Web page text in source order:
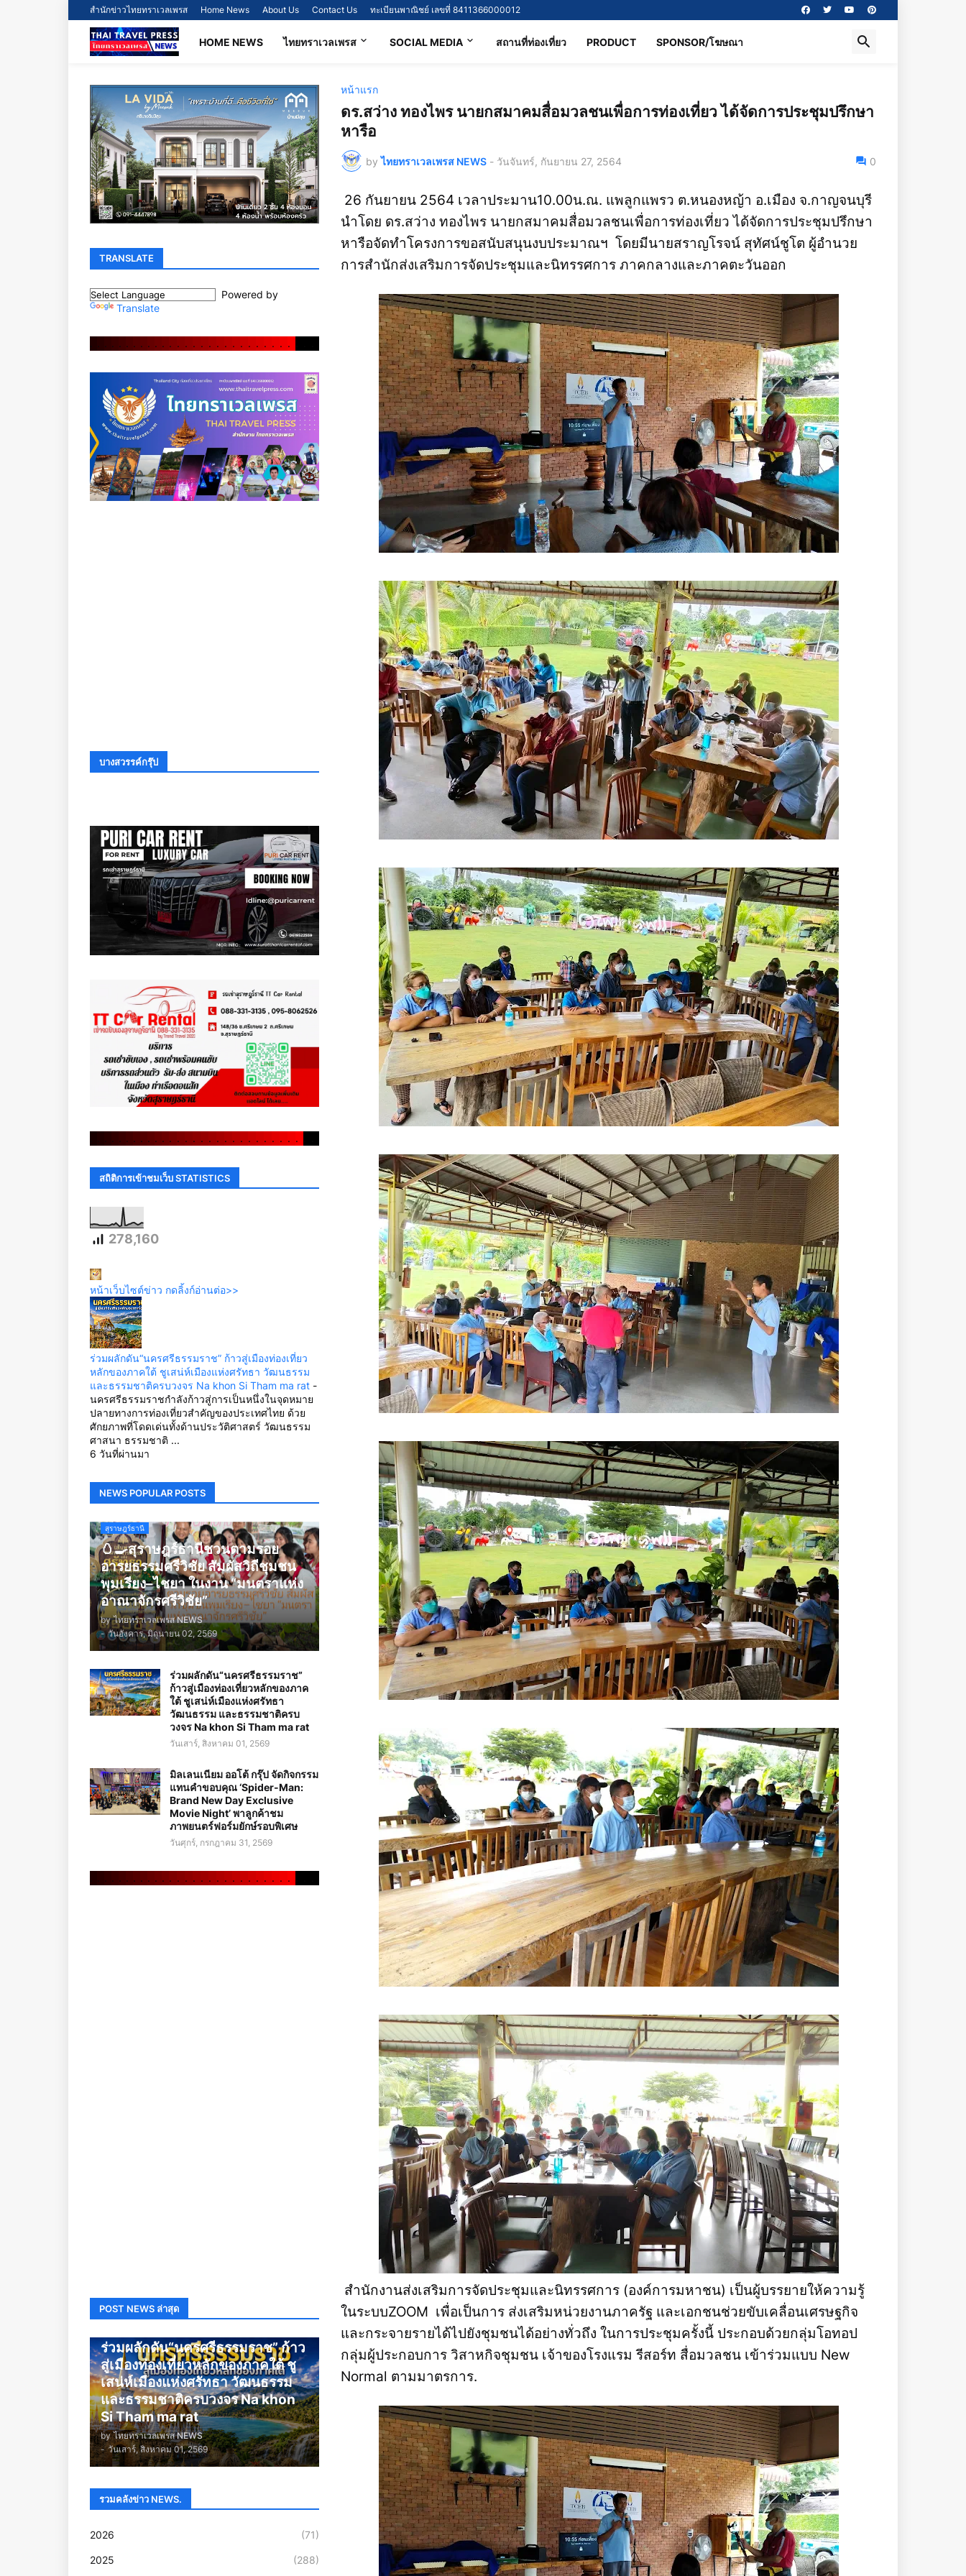
สำนักข่าวไทยทราเวลเพรส Home News About Us Contact Us ทะเบียนพาณิชย์ เลขที่ 8411366000012
HOME NEWS ไทยทราเวลเพรส SOCIAL MEDIA สถานที่ท่องเที่ยว PRODUCT SPONSOR/โฆษณา
หน้าแรก
ดร.สว่าง ทองไพร นายกสมาคมสื่อมวลชนเพื่อการท่องเที่ยว ได้จัดการประชุมปรึกษา
หารือ
by ไทยทราเวลเพรส NEWS - วันจันทร์, กันยายน 27, 2564 0
26 กันยายน 2564 เวลาประมาน10.00น.ณ. แพลูกแพรว ต.หนองหญ้า อ.เมือง จ.กาญจนบุรี
นำโดย ดร.สว่าง ทองไพร นายกสมาคมสื่อมวลชนเพื่อการท่องเที่ยว ได้จัดการประชุมปรึกษา
หารือจัดทำโครงการขอสนับสนุนงบประมาณฯ โดยมีนายสราญโรจน์ สุทัศน์ชูโต ผู้อำนวย
การสำนักส่งเสริมการจัดประชุมและนิทรรศการ ภาคกลางและภาคตะวันออก
สำนักงานส่งเสริมการจัดประชุมและนิทรรศการ (องค์การมหาชน) เป็นผู้บรรยายให้ความรู้
ในระบบZOOM เพื่อเป็นการ ส่งเสริมหน่วยงานภาครัฐ และเอกชนช่วยขับเคลื่อนเศรษฐกิจ
และกระจายรายได้ไปยังชุมชนได้อย่างทั่วถึง ในการประชุมครั้งนี้ ประกอบด้วยกลุ่มโอทอป
กลุ่มผู้ประกอบการ วิสาหกิจชุมชน เจ้าของโรงแรม รีสอร์ท สื่อมวลชน เข้าร่วมแบบ New
Normal ตามมาตรการ.
TRANSLATE
Powered by
Translate
. . . . . . . . . . . . . . . . . . . . . . . .
บางสวรรค์กรุ๊ป
. . . . . . . . . . . . . . . . . . . . . . . . . .
สถิติการเข้าชมเว็บ STATISTICS
278,160
หน้าเว็บไซต์ข่าว กดลิ้งก์อ่านต่อ>>
ร่วมผลักดัน“นครศรีธรรมราช” ก้าวสู่เมืองท่องเที่ยว
หลักของภาคใต้ ชูเสน่ห์เมืองแห่งศรัทธา วัฒนธรรม
และธรรมชาติครบวงจร Na khon Si Tham ma rat -
นครศรีธรรมราชกำลังก้าวสู่การเป็นหนึ่งในจุดหมาย
ปลายทางการท่องเที่ยวสำคัญของประเทศไทย ด้วย
ศักยภาพที่โดดเด่นทั้งด้านประวัติศาสตร์ วัฒนธรรม
ศาสนา ธรรมชาติ ...
6 วันที่ผ่านมา
NEWS POPULAR POSTS
สุราษฎร์ธานี
🥚🍳สุราษฎร์ธานีชวนตามรอย
อารยธรรมศรีวิชัย สัมผัสวิถีชุมชน
พุมเรียง–ไชยา ในงาน “มนตราแห่ง
อาณาจักรศรีวิชัย”
by ไทยทราเวลเพรส NEWS
- วันอังคาร, มิถุนายน 02, 2569
ร่วมผลักดัน“นครศรีธรรมราช”
ก้าวสู่เมืองท่องเที่ยวหลักของภาค
ใต้ ชูเสน่ห์เมืองแห่งศรัทธา
วัฒนธรรม และธรรมชาติครบ
วงจร Na khon Si Tham ma rat
วันเสาร์, สิงหาคม 01, 2569
มิลเลนเนียม ออโต้ กรุ๊ป จัดกิจกรรม
แทนคำขอบคุณ ‘Spider-Man:
Brand New Day Exclusive
Movie Night’ พาลูกค้าชม
ภาพยนตร์ฟอร์มยักษ์รอบพิเศษ
วันศุกร์, กรกฎาคม 31, 2569
. . . . . . . . . . . . . . . . . . . . . . . . . .
POST NEWS ล่าสุด
ร่วมผลักดัน“นครศรีธรรมราช” ก้าว
สู่เมืองท่องเที่ยวหลักของภาคใต้ ชู
เสน่ห์เมืองแห่งศรัทธา วัฒนธรรม
และธรรมชาติครบวงจร Na khon
Si Tham ma rat
by ไทยทราเวลเพรส NEWS
- วันเสาร์, สิงหาคม 01, 2569
รวมคลังข่าว NEWS.
2026 (71)
2025 (288)